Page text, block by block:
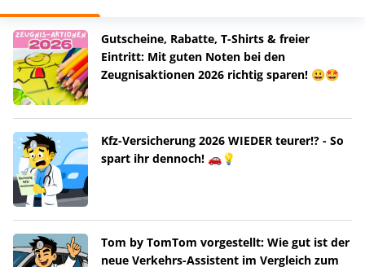
Gutscheine, Rabatte, T-Shirts & freier
Eintritt: Mit guten Noten bei den
Zeugnisaktionen 2026 richtig sparen! 😀🤩
Kfz-Versicherung 2026 WIEDER teurer!? - So
spart ihr dennoch! 🚗💡
Tom by TomTom vorgestellt: Wie gut ist der
neue Verkehrs-Assistent im Vergleich zum